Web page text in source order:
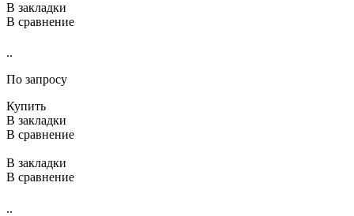
В закладки
В сравнение
..
По запросу
Купить
В закладки
В сравнение
В закладки
В сравнение
..